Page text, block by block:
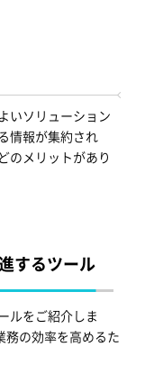
いソリューション
情報が集約され
のメリットがあり
するツール
ルをご紹介しま
務の効率を高めるた